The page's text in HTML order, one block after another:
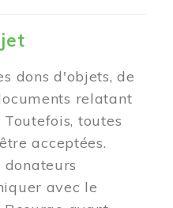
dons d'objets, de
relatant
toutes
acceptées.
donateurs
avec le